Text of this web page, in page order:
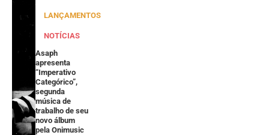
LANÇAMENTOS
NOTÍCIAS
Asaph
apresenta
“Imperativo
Categórico”,
segunda
música de
trabalho de seu
novo álbum
pela Onimusic